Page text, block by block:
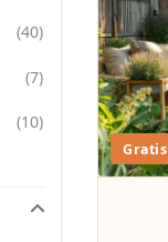
(40)
(7)
(10)